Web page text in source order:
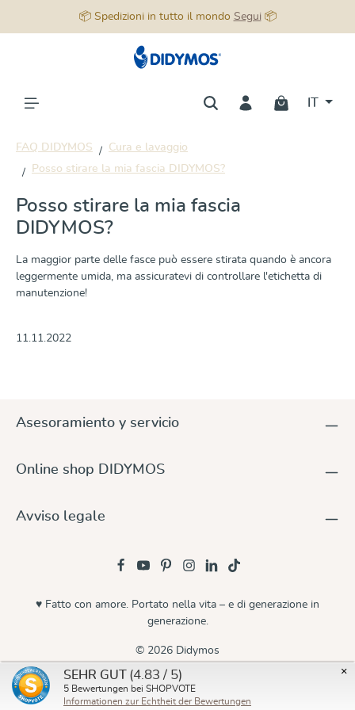
📦 Spedizioni in tutto il mondo Segui📦
FAQ DIDYMOS
Cura e lavaggio
Posso stirare la mia fascia DIDYMOS?
Posso stirare la mia fascia
DIDYMOS?
La maggior parte delle fasce può essere stirata quando è ancora
leggermente umida, ma assicuratevi di controllare l'etichetta di
manutenzione!
11.11.2022
Asesoramiento y servicio
Online shop DIDYMOS
Avviso legale
© 2026 Didymos
♥ Fatto con amore. Portato nella vita – e di generazione in
generazione.
×
SEHR GUT (4.83 / 5)
5 Bewertungen bei SHOPVOTE
Informationen zur Echtheit der Bewertungen